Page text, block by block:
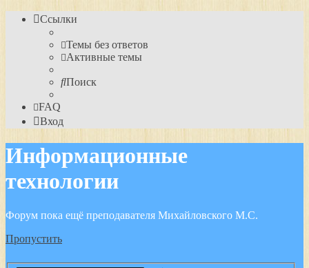
Ссылки
Темы без ответов
Активные темы
Поиск
FAQ
Вход
Информационные
технологии
Форум пока ещё преподавателя Михайловского М.С.
Пропустить